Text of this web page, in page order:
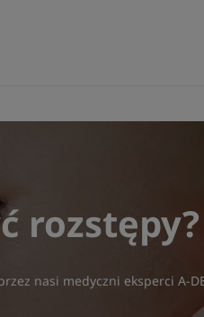
rozstępy?
nasi medyczni eksperci A-